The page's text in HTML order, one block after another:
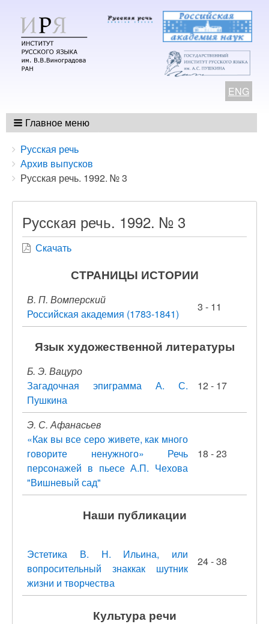
ENG
Главное меню
Breadcrumbs
You
are
here:
Русская речь
Архив выпусков
Русская речь. 1992. № 3
Русская речь. 1992. № 3
Скачать
СТРАНИЦЫ ИСТОРИИ
В. П. Вомперский
Российская академия (1783-1841)
3 - 11
Язык художественной литературы
Б. Э. Вацуро
Загадочная эпиграмма А. С.
Пушкина
12 - 17
Э. С. Афанасьев
«Как вы все серо живете, как много
говорите ненужного» Речь
персонажей в пьесе А.П. Чехова
"Вишневый сад"
18 - 23
Наши публикации
Эстетика В. Н. Ильина, или
вопросительный знаккак шутник
жизни и творчества
24 - 38
Культура речи